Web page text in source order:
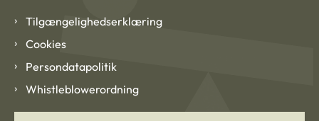
Tilgængelighedserklæring
Cookies
Persondatapolitik
Whistleblowerordning